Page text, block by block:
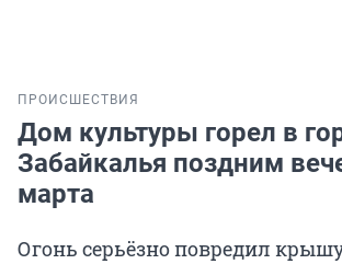
ПРОИСШЕСТВИЯ
Дом культуры горел в
Забайкалья поздним
марта
Огонь серьёзно повредил